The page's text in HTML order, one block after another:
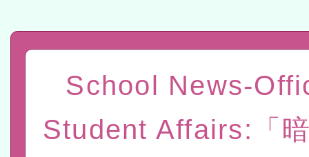
「數位內容與教學軟體線
有關大陸委員會函釋公務
赴陸應申請許可一案
轉知經濟部水利署委託財
School News-
Student Affairs:「